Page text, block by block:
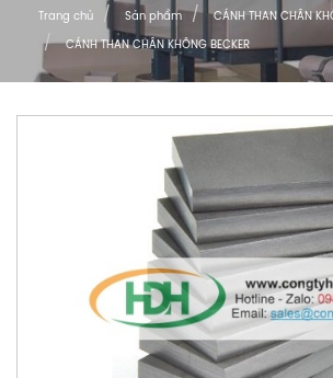
Trang chủ Sản phẩm CÁNH THAN CHÂN
CÁNH THAN CHÂN KHÔNG BECKER